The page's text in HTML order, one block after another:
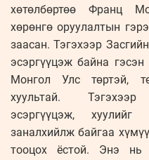
хөтөлбөртөө Франц
хөрөнгө оруулалтын
заасан. Тэгэхээр
эсэргүүцэж байна
Монгол Улс төртэй,
хуультай. Тэгэхээр
эсэргүүцэж,
заналхийлж байгаа
тооцох ёстой. Энэ нь